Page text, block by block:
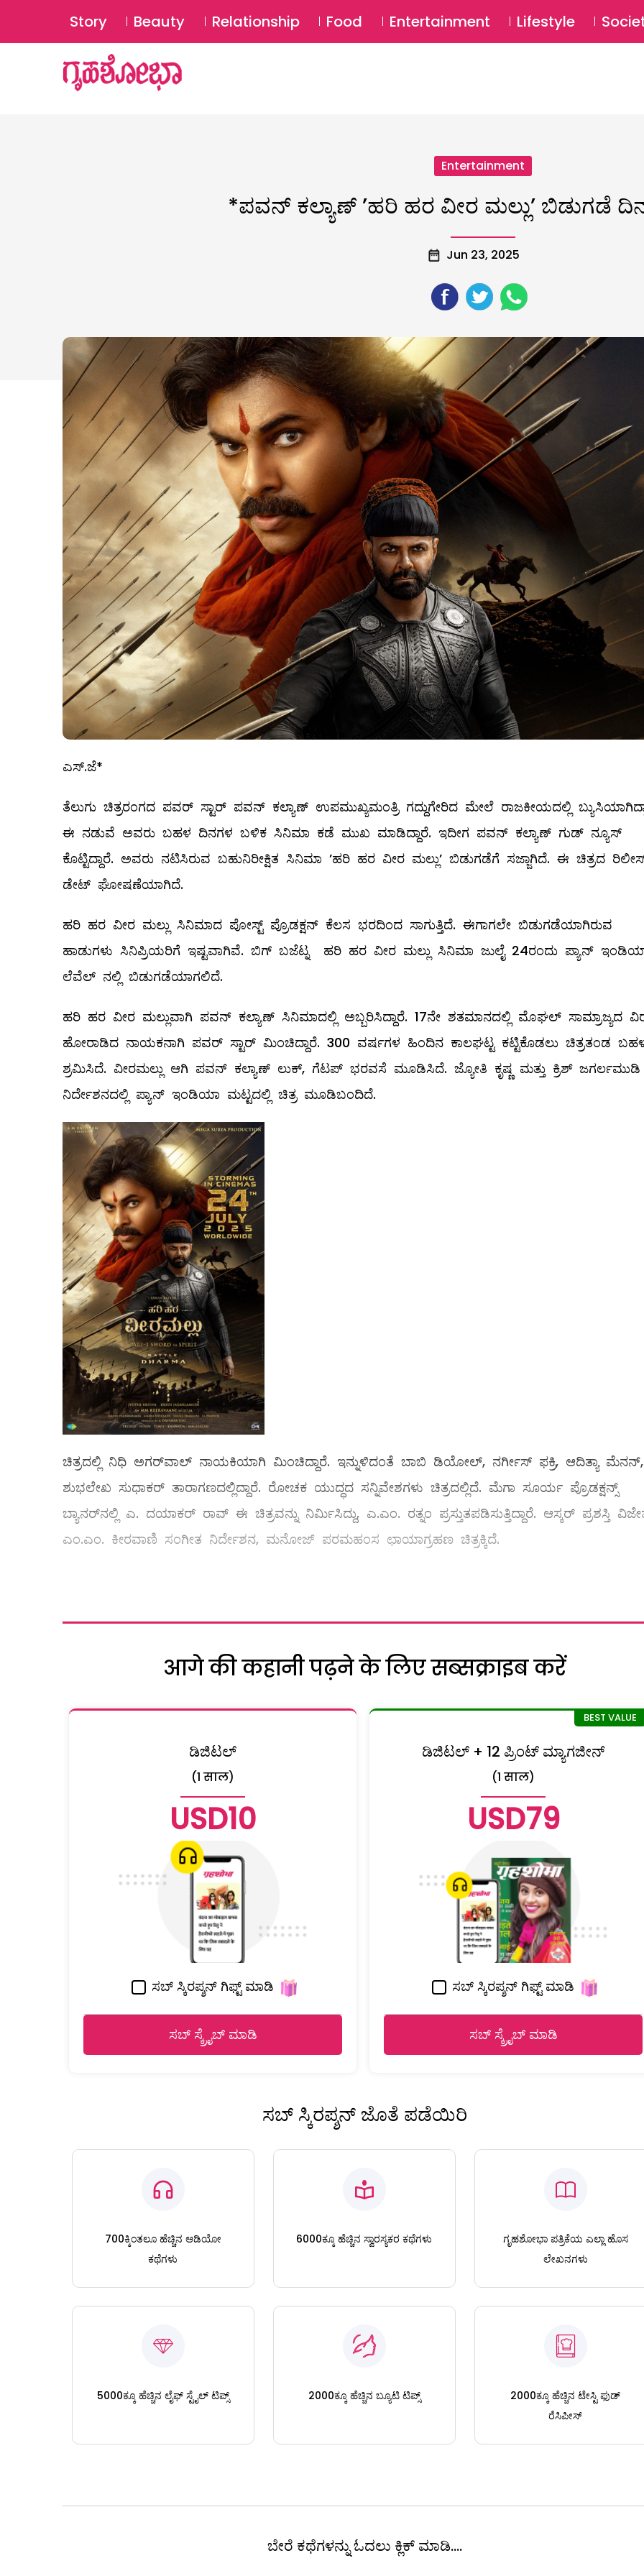
Story Beauty Relationship Food Entertainment Lifestyle
Entertainment
*ಪವನ್‌ ಕಲ್ಯಾಣ್ ʼಹರಿ ಹರ ವೀರ ಮಲ್ಲುʼ ಬಿಡುಗಡೆ
Jun 23, 2025
ಎಸ್.ಜೆ*
ತೆಲುಗು ಚಿತ್ರರಂಗದ ಪವರ್‌ ಸ್ಟಾರ್ ಪವನ್ ಕಲ್ಯಾಣ್ ಉಪಮುಖ್ಯಮಂತ್ರಿ ಗದ್ದುಗೇರಿದ ಮೇಲೆ ರಾಜಕೀಯದಲ್ಲಿ
ಈ ನಡುವೆ ಅವರು ಬಹಳ ದಿನಗಳ ಬಳಿಕ ಸಿನಿಮಾ ಕಡೆ ಮುಖ ಮಾಡಿದ್ದಾರೆ. ಇದೀಗ ಪವನ್‌ ಕಲ್ಯಾಣ್‌ ಗುಡ್‌ ನ್ಯೂಸ್‌
ಕೊಟ್ಟಿದ್ದಾರೆ. ಅವರು ನಟಿಸಿರುವ ಬಹುನಿರೀಕ್ಷಿತ ಸಿನಿಮಾ ʼಹರಿ ಹರ ವೀರ ಮಲ್ಲುʼ ಬಿಡುಗಡೆಗೆ ಸಜ್ಜಾಗಿದೆ. ಈ ಚಿತ್ರದ
ಡೇಟ್‌ ಘೋಷಣೆಯಾಗಿದೆ.
ಹರಿ ಹರ ವೀರ ಮಲ್ಲು ಸಿನಿಮಾದ ಪೋಸ್ಟ್ ಪ್ರೊಡಕ್ಷನ್ ಕೆಲಸ ಭರದಿಂದ ಸಾಗುತ್ತಿದೆ. ಈಗಾಗಲೇ ಬಿಡುಗಡೆಯಾಗಿರುವ
ಹಾಡುಗಳು ಸಿನಿಪ್ರಿಯರಿಗೆ ಇಷ್ಟವಾಗಿವೆ. ಬಿಗ್ ಬಜೆಟ್ನ ಹರಿ ಹರ ವೀರ ಮಲ್ಲು ಸಿನಿಮಾ ಜುಲೈ 24ರಂದು ಪ್ಯಾನ್
ಲೆವೆಲ್ ನಲ್ಲಿ ಬಿಡುಗಡೆಯಾಗಲಿದೆ.
ಹರಿ ಹರ ವೀರ ಮಲ್ಲುವಾಗಿ ಪವನ್ ಕಲ್ಯಾಣ್ ಸಿನಿಮಾದಲ್ಲಿ ಅಬ್ಬರಿಸಿದ್ದಾರೆ. 17ನೇ ಶತಮಾನದಲ್ಲಿ ಮೊಘಲ್ ಸಾಮ್ರಾಜ್ಯದ
ಹೋರಾಡಿದ ನಾಯಕನಾಗಿ ಪವರ್ ಸ್ಟಾರ್ ಮಿಂಚಿದ್ದಾರೆ. 300 ವರ್ಷಗಳ ಹಿಂದಿನ ಕಾಲಘಟ್ಟ ಕಟ್ಟಿಕೊಡಲು ಚಿತ್ರತಂಡ
ಶ್ರಮಿಸಿದೆ. ವೀರಮಲ್ಲು ಆಗಿ ಪವನ್ ಕಲ್ಯಾಣ್ ಲುಕ್, ಗೆಟಪ್ ಭರವಸೆ ಮೂಡಿಸಿದೆ. ಜ್ಯೋತಿ ಕೃಷ್ಣ ಮತ್ತು ಕ್ರಿಶ್ ಜಗರ್ಲಮುಡಿ
ನಿರ್ದೇಶನದಲ್ಲಿ ಪ್ಯಾನ್ ಇಂಡಿಯಾ ಮಟ್ಟದಲ್ಲಿ ಚಿತ್ರ ಮೂಡಿಬಂದಿದೆ.
ಚಿತ್ರದಲ್ಲಿ ನಿಧಿ ಅಗರ್‌ವಾಲ್ ನಾಯಕಿಯಾಗಿ ಮಿಂಚಿದ್ದಾರೆ. ಇನ್ನುಳಿದಂತೆ ಬಾಬಿ ಡಿಯೋಲ್, ನರ್ಗೀಸ್ ಫಕ್ರಿ, ಆದಿತ್ಯಾ ಮೆನನ್,
ಶುಭಲೇಖ ಸುಧಾಕರ್ ತಾರಾಗಣದಲ್ಲಿದ್ದಾರೆ. ರೋಚಕ ಯುದ್ಧದ ಸನ್ನಿವೇಶಗಳು ಚಿತ್ರದಲ್ಲಿದೆ. ಮೆಗಾ ಸೂರ್ಯ ಪ್ರೊಡಕ್ಷನ್ಸ್
ಬ್ಯಾನರ್‌ನಲ್ಲಿ ಎ. ದಯಾಕರ್ ರಾವ್ ಈ ಚಿತ್ರವನ್ನು ನಿರ್ಮಿಸಿದ್ದು, ಎ.ಎಂ. ರತ್ನಂ ಪ್ರಸ್ತುತಪಡಿಸುತ್ತಿದ್ದಾರೆ. ಆಸ್ಕರ್ ಪ್ರಶಸ್ತಿ
ಎಂ.ಎಂ. ಕೀರವಾಣಿ ಸಂಗೀತ ನಿರ್ದೇಶನ, ಮನೋಜ್ ಪರಮಹಂಸ ಛಾಯಾಗ್ರಹಣ ಚಿತ್ರಕ್ಕಿದೆ.
आगे की कहानी पढ़ने के लिए सब्सक्राइब करें
ಡಿಜಿಟಲ್
(1 साल)
USD10
ಸಬ್ ಸ್ಕಿರಪ್ಶನ್ ಗಿಫ್ಟ್ ಮಾಡಿ
ಸಬ್ ಸ್ಕ್ರೈಬ್ ಮಾಡಿ
ಡಿಜಿಟಲ್ + 12 ಪ್ರಿಂಟ್ ಮ್ಯಾಗಜೀನ್
(1 साल)
USD79
ಸಬ್ ಸ್ಕಿರಪ್ಶನ್ ಗಿಫ್ಟ್ ಮಾಡಿ
ಸಬ್ ಸ್ಕ್ರೈಬ್ ಮಾಡಿ
ಸಬ್ ಸ್ಕಿರಪ್ಶನ್ ಜೊತೆ ಪಡೆಯಿರಿ
700ಕ್ಕಿಂತಲೂ ಹೆಚ್ಚಿನ ಆಡಿಯೋ
ಕಥೆಗಳು
6000ಕ್ಕೂ ಹೆಚ್ಚಿನ ಸ್ವಾರಸ್ಯಕರ ಕಥೆಗಳು
ಗೃಹಶೋಭಾ ಪತ್ರಿಕೆಯ ಎಲ್ಲಾ ಹೊಸ
ಲೇಖನಗಳು
5000ಕ್ಕೂ ಹೆಚ್ಚಿನ ಲೈಫ್ ಸ್ಟೈಲ್ ಟಿಪ್ಸ್ 2000ಕ್ಕೂ ಹೆಚ್ಚಿನ ಬ್ಯೂಟಿ ಟಿಪ್ಸ್
2000ಕ್ಕೂ ಹೆಚ್ಚಿನ ಟೇಸ್ಟಿ ಫುಡ್
ರೆಸಿಪೀಸ್
ಬೇರೆ ಕಥೆಗಳನ್ನು ಓದಲು ಕ್ಲಿಕ್ ಮಾಡಿ....